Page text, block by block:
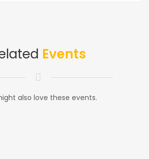
Events
also love these events.